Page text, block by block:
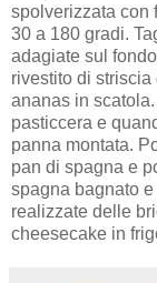
spolverizzata con
30 a 180 gradi.
adagiate sul
rivestito di
ananas in
pasticcera e
panna montata.
pan di spagna e
spagna bagnato
realizzate delle
cheesecake in